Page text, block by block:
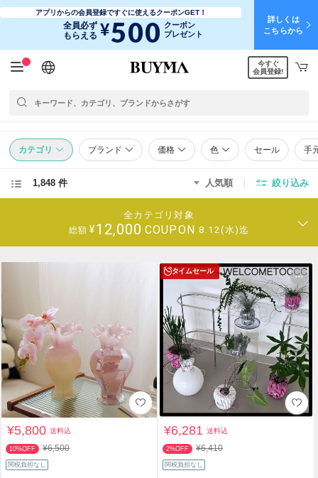
アプリからの会員登録ですぐに使えるクーポンGET！
全員必ず
もらえる ¥500 クーポン
プレゼント
詳しくは
こちらから
日本語
English
简体中文
繁體中文
今すぐ
会員登録!
カテゴリ ブランド 価格 色 セール 手
1,848 件 人気順 絞り込み
全カテゴリ対象
総額 ¥12,000 COUPON 8.12(水)迄
¥5,800送料込
10%OFF ¥6,500
関税負担なし
タイムセール
¥6,281送料込
2%OFF ¥6,410
関税負担なし